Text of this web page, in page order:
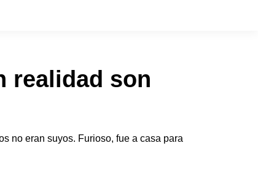
realidad son
no eran suyos. Furioso, fue a casa para